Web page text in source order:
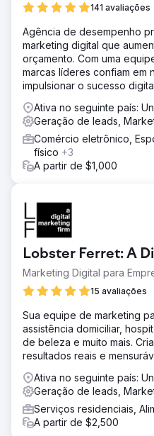
Resultado
A empresa viu um
41%, crescendo de $ 17
ano. A taxa de fechamento
significativamente, saltando
aprimoradas de
mais a trajetória de
gerais posicionaram a
em um mercado
padrões de eficiência
cliente.
141 avaliações
Agência de desempenho
marketing digital que
orçamento. Com uma
marcas líderes confiam em
impulsionar o sucesso
Ativa no seguinte país:
Geração de leads,
Comércio eletrônico,
físico +3
A partir de $1,000
Lobster Ferret: A
Marketing Digital para
15 avaliações
Sua equipe de marketing
assistência domiciliar,
de beleza e muito mais.
resultados reais e
Ativa no seguinte país:
Geração de leads,
Serviços residenciais,
A partir de $2,500